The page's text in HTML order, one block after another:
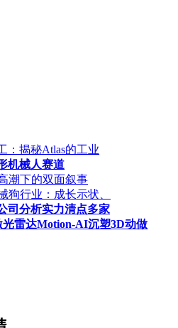
：揭秘Atlas的工业
机械人赛道
潮下的双面叙事
狗行业：成长示状、
司分析实力清点多家
雷达Motion-AI沉塑3D动做